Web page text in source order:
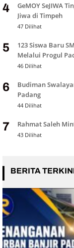
4
GeMOY SeJIWA
Jiwa di Timpeh
47 Dilihat
5
123 Siswa Baru
Melalui Progul
46 Dilihat
6
Budiman
Padang
44 Dilihat
7 Rahmat Saleh
43 Dilihat
BERITA